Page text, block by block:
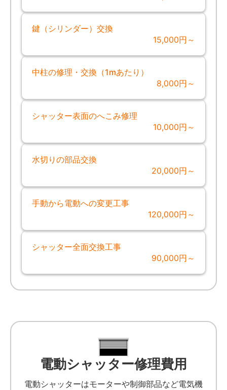
鍵（シリンダー）交換
15,000円～
中柱の修理・交換（1mあたり）
8,000円～
シャッター表面のへこみ修理
10,000円～
水切りの部品交換
20,000円～
手動から電動への変更工事
120,000円～
シャッター全面交換工事
90,000円～
電動シャッター修理費用
電動シャッターはモーターや制御部品など電気機